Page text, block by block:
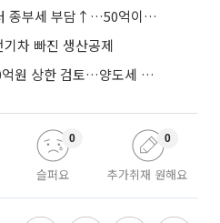
실거주1주택 시가 32억부터 종부세 부담↑…50억이면 454→979만원
차 빠진 생산공제
장특공제 축소·거주공제 10억원 상한 검토…양도세 실거주 중심 개편
슬퍼요
0
추가취재 원해요
0